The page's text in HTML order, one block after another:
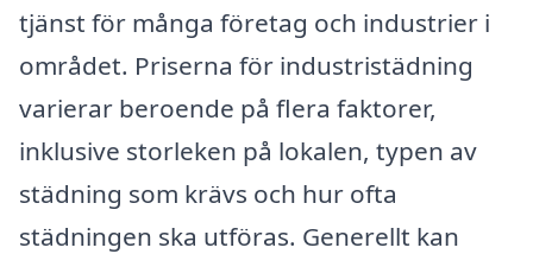
tjänst för många företag och industrier i
området. Priserna för industristädning
varierar beroende på flera faktorer,
inklusive storleken på lokalen, typen av
städning som krävs och hur ofta
städningen ska utföras. Generellt kan